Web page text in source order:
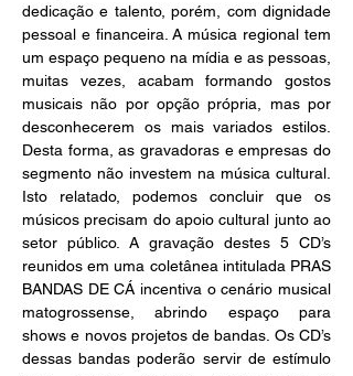
dedicação e talento, porém, com dignidade
pessoal e financeira. A música regional tem
um espaço pequeno na mídia e as pessoas,
muitas vezes, acabam formando gostos
musicais não por opção própria, mas por
desconhecerem os mais variados estilos.
Desta forma, as gravadoras e empresas do
segmento não investem na música cultural.
Isto relatado, podemos concluir que os
músicos precisam do apoio cultural junto ao
setor público. A gravação destes 5 CD’s
reunidos em uma coletânea intitulada PRAS
BANDAS DE CÁ incentiva o cenário musical
matogrossense, abrindo espaço para
shows e novos projetos de bandas. Os CD’s
dessas bandas poderão servir de estímulo